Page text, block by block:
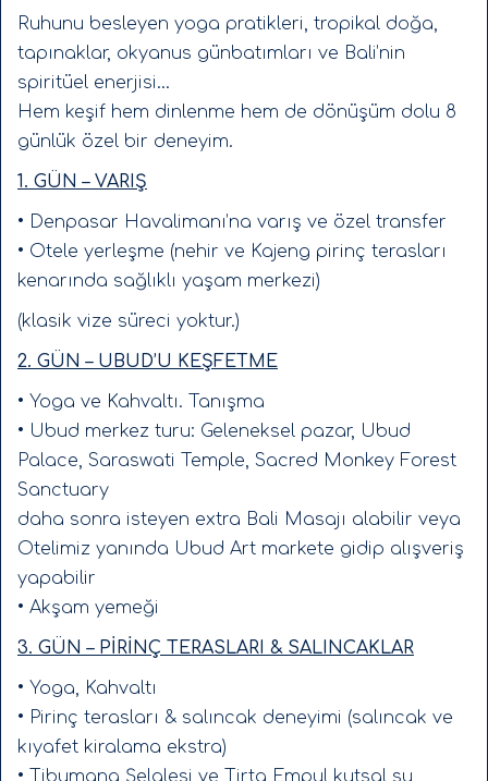
Sualtı dünyası büyüleyici: mercan bahçeleri,
kaplumbağalar, tropik balıklar…
Şnorkelle adeta başka bir dünyaya geçiş.
Tüm odalar klimalı, konforlu ve özel banyolu.
🧘‍♀️Günlük Yoga & Spiritüel Deneyim. Mecburiyet
yok, katılım serbesttir
Günde 1 defa sabah veya akşam yoga pratiği,
Meditasyon & nefes
Ve en önemlisi:
Zihinsel yavaşlama, bedensel arınma, duygusal
açılım.
🌺Bali’nin Özüne Yolculuk
✨Mount Agung
✨ Tapınak ziyaretleri & şelaleler
Ubud Art Market
✨ Geleneksel Bali dansları –
veya
Ubud Palace
✨ Handera Kapısı, Ulun Danu Tapınağı, Munduk
Teraslar,
Ruhunu besleyen yoga pratikleri, tropikal doğa,
tapınaklar, okyanus günbatımları ve Bali’nin
spiritüel enerjisi…
Hem keşif hem dinlenme hem de dönüşüm dolu 8
günlük özel bir deneyim.
1. GÜN – VARIŞ
• Denpasar Havalimanı’na varış ve özel transfer
• Otele yerleşme (nehir ve Kajeng pirinç terasları
kenarında sağlıklı yaşam merkezi)
(klasik vize süreci yoktur.)
2. GÜN – UBUD’U KEŞFETME
• Yoga ve Kahvaltı. Tanışma
• Ubud merkez turu: Geleneksel pazar, Ubud
Palace, Saraswati Temple, Sacred Monkey Forest
Sanctuary
daha sonra isteyen extra Bali Masajı alabilir veya
Otelimiz yanında Ubud Art markete gidip alışveriş
yapabilir
• Akşam yemeği
3. GÜN – PİRİNÇ TERASLARI & SALINCAKLAR
• Yoga, Kahvaltı
• Pirinç terasları & salıncak deneyimi (salıncak ve
kıyafet kiralama ekstra)
• Tibumana Şelalesi ve Tirta Empul kutsal su